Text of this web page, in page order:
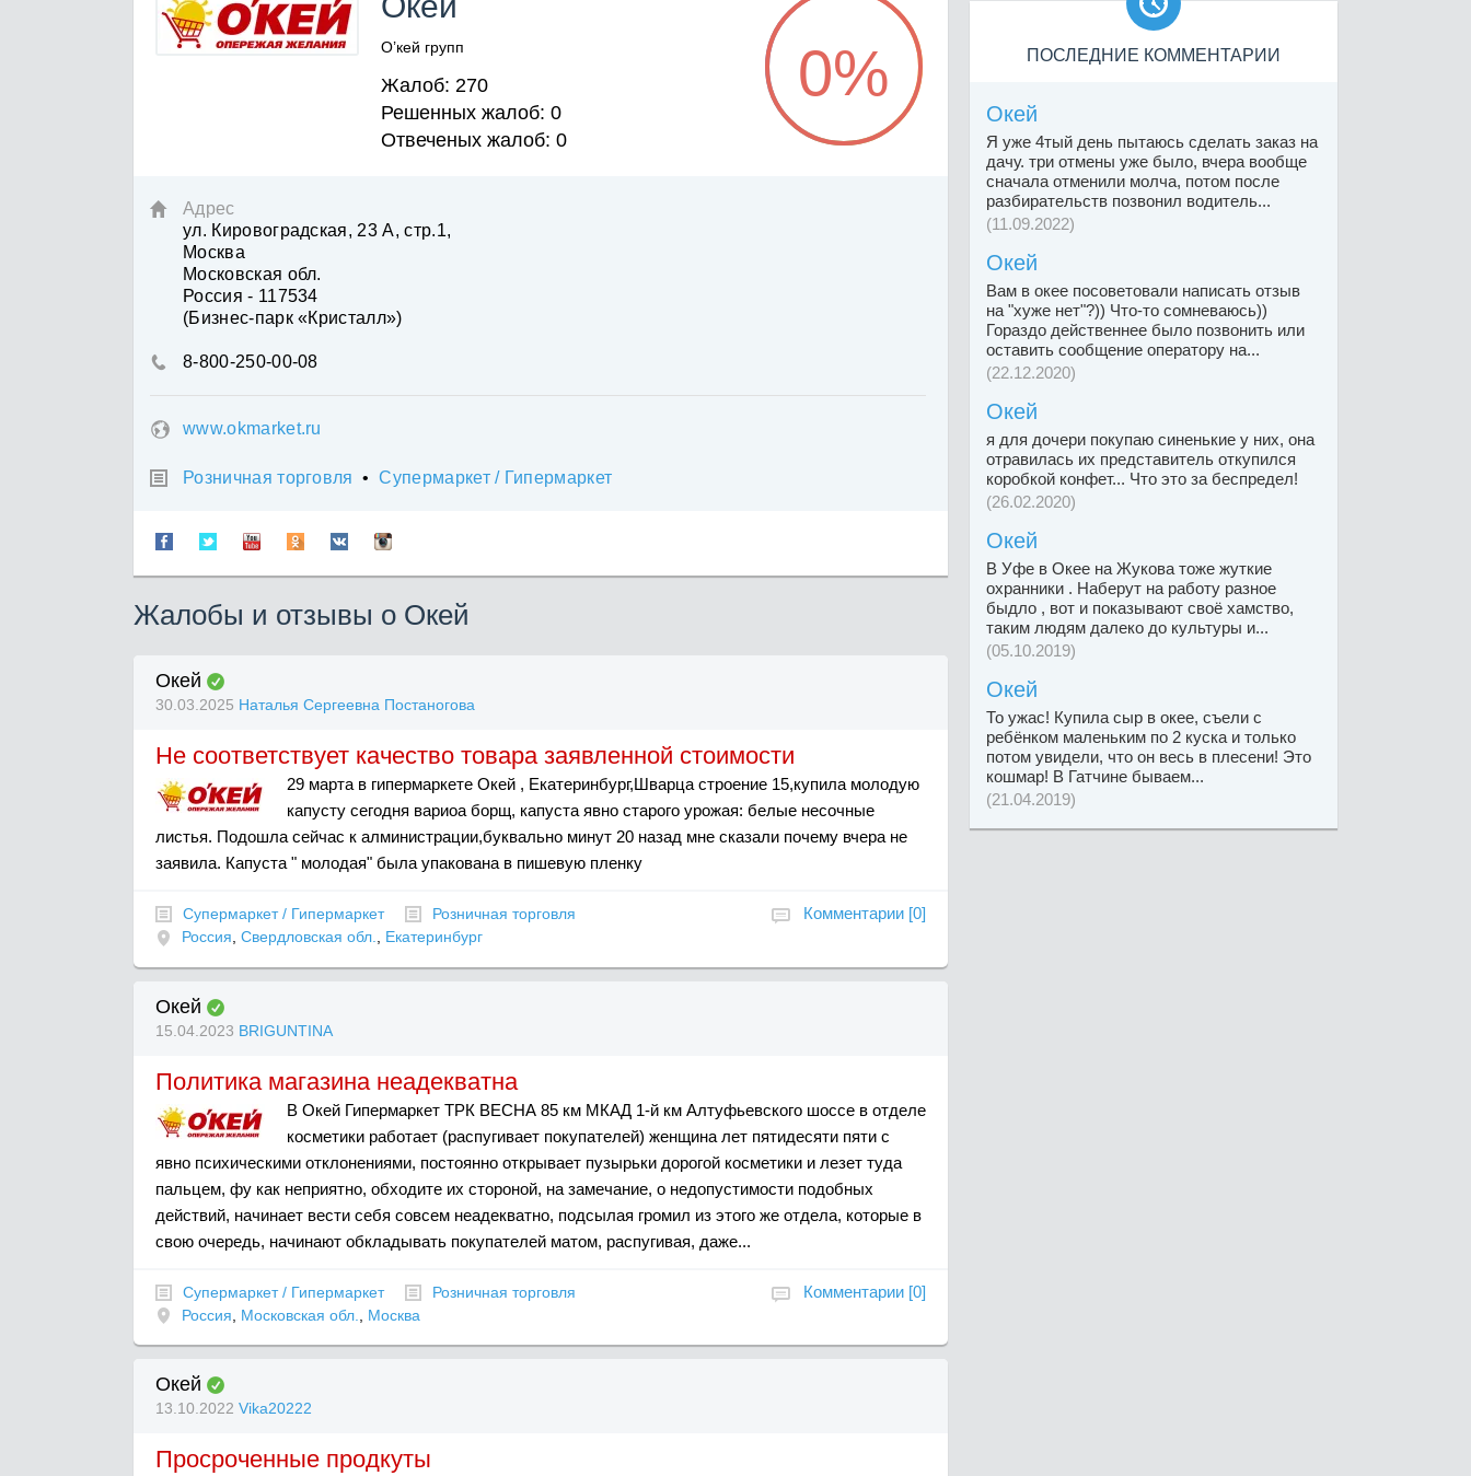
О’кей групп
Жалоб: 270
Решенных жалоб: 0
Отвеченых жалоб: 0
0%

Адрес
ул. Кировоградская, 23 А, стр.1,
Москва
Московская обл.
Россия - 117534
(Бизнес-парк «Кристалл»)
 8-800-250-00-08
www.okmarket.ru
 Розничная торговля •Супермаркет / Гипермаркет
Жалобы и отзывы о Окей
Окей
30.03.2025 Наталья Сергеевна Постаногова
Не соответствует качество товара заявленной стоимости
29 марта в гипермаркете Окей , Екатеринбург,Шварца строение 15,купила молодую
капусту сегодня вариоа борщ, капуста явно старого урожая: белые несочные
листья. Подошла сейчас к алминистрации,буквально минут 20 назад мне сказали почему вчера не
заявила. Капуста " молодая" была упакована в пишевую пленку
Комментарии [0]
Супермаркет / Гипермаркет
Розничная торговля
Россия, Свердловская обл., Екатеринбург
Окей
15.04.2023 BRIGUNTINA
Политика магазина неадекватна
В Окей Гипермаркет ТРК ВЕСНА 85 км МКАД 1-й км Алтуфьевского шоссе в отделе
косметики работает (распугивает покупателей) женщина лет пятидесяти пяти с
явно психическими отклонениями, постоянно открывает пузырьки дорогой косметики и лезет туда
пальцем, фу как неприятно, обходите их стороной, на замечание, о недопустимости подобных
действий, начинает вести себя совсем неадекватно, подсылая громил из этого же отдела, которые в
свою очередь, начинают обкладывать покупателей матом, распугивая, даже...
Комментарии [0]
Супермаркет / Гипермаркет
Розничная торговля
Россия
Московская обл. Москва
Окей
13.10.2022 Vika20222
Просроченные продкуты
ПОСЛЕДНИЕ КОММЕНТАРИИ
Окей
Я уже 4тый день пытаюсь сделать заказ на
дачу. три отмены уже было, вчера вообще
сначала отменили молча, потом после
разбирательств позвонил водитель...
(11.09.2022)
Окей
Вам в окее посоветовали написать отзыв
на "хуже нет"?)) Что-то сомневаюсь))
Гораздо действеннее было позвонить или
оставить сообщение оператору на...
(22.12.2020)
Окей
я для дочери покупаю синенькие у них, она
отравилась их представитель откупился
коробкой конфет... Что это за беспредел!
(26.02.2020)
Окей
В Уфе в Окее на Жукова тоже жуткие
охранники . Наберут на работу разное
быдло , вот и показывают своё хамство,
таким людям далеко до культуры и...
(05.10.2019)
Окей
То ужас! Купила сыр в окее, съели с
ребёнком маленьким по 2 куска и только
потом увидели, что он весь в плесени! Это
кошмар! В Гатчине бываем...
(21.04.2019)